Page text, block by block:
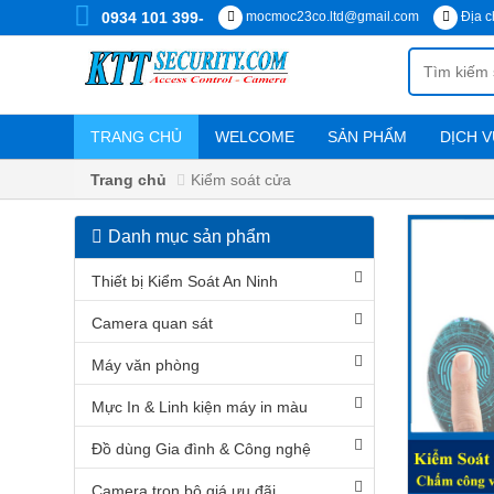
0934 101 399- mocmoc23co.ltd@gmail.com Địa
TRANG CHỦ WELCOME SẢN PHẨM DỊCH
Trang chủ Kiểm soát cửa
DANH
Soát
Ninh
Danh mục sản phẩm
Thiết bị Kiểm Soát An Ninh
Camera quan sát
Máy văn phòng
Mực In & Linh kiện máy in màu
Đồ dùng Gia đình & Công nghệ